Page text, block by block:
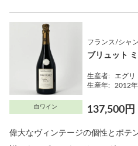
白ワイン
フランス/シャ
ブリュット
生産者:
エグリ
生産年:
2012年
137,500円
偉大なヴィンテージの個性とポテ